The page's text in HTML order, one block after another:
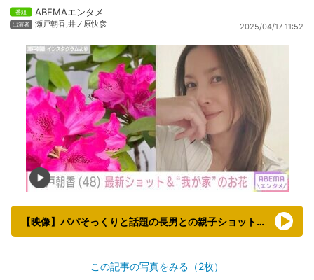
ABEMAエンタメ
瀬戸朝香,井ノ原快彦 2025/04/17 11:52
【映像】パパそっくりと話題の長男との親子ショット&話題のすっぴん姿
この記事の写真をみる（2枚）